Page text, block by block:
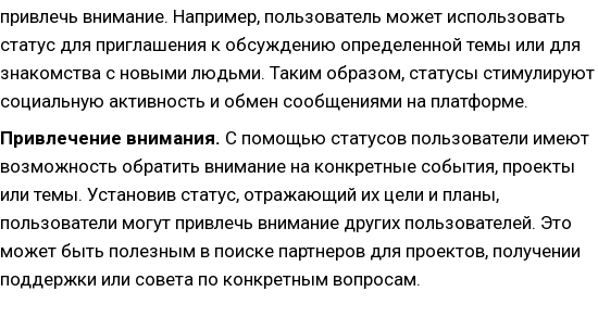
привлечь внимание. Например, пользователь может использовать
статус для приглашения к обсуждению определенной темы или для
знакомства с новыми людьми. Таким образом, статусы стимулируют
социальную активность и обмен сообщениями на платформе.
Привлечение внимания. С помощью статусов пользователи имеют
возможность обратить внимание на конкретные события, проекты
или темы. Установив статус, отражающий их цели и планы,
пользователи могут привлечь внимание других пользователей. Это
может быть полезным в поиске партнеров для проектов, получении
поддержки или совета по конкретным вопросам.